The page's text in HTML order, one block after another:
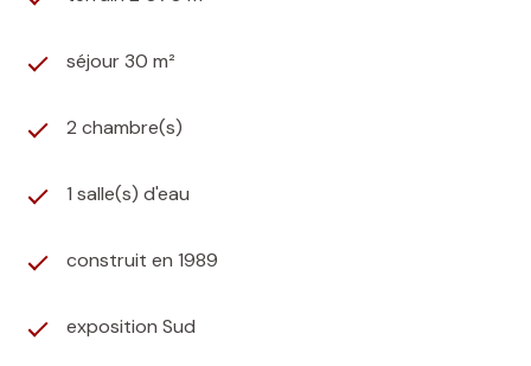
séjour 30 m²
2 chambre(s)
1 salle(s) d'eau
construit en 1989
exposition Sud